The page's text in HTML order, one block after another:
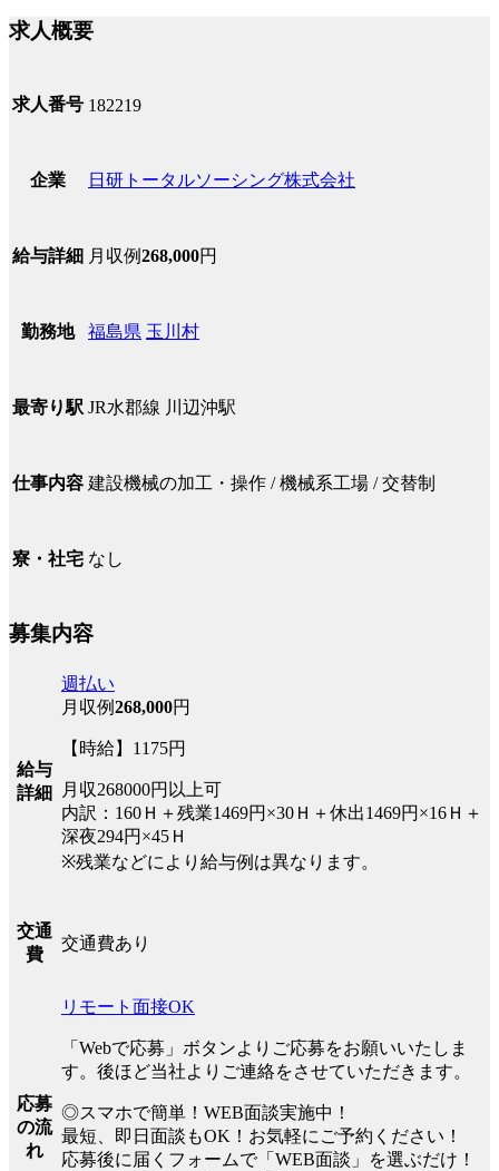
求人概要
求人番号 182219
企業 日研トータルソーシング株式会社
給与詳細 月収例268,000円
勤務地 福島県 玉川村
最寄り駅 JR水郡線 川辺沖駅
仕事内容 建設機械の加工・操作 / 機械系工場 / 交替制
寮・社宅 なし
募集内容
給与
詳細
週払い
月収例268,000円
【時給】1175円
月収268000円以上可
内訳：160Ｈ＋残業1469円×30Ｈ＋休出1469円×16Ｈ＋
深夜294円×45Ｈ
※残業などにより給与例は異なります。
交通
費
交通費あり
応募
の流
れ
リモート面接OK
「Webで応募」ボタンよりご応募をお願いいたしま
す。後ほど当社よりご連絡をさせていただきます。
◎スマホで簡単！WEB面談実施中！
最短、即日面談もOK！お気軽にご予約ください！
応募後に届くフォームで「WEB面談」を選ぶだけ！